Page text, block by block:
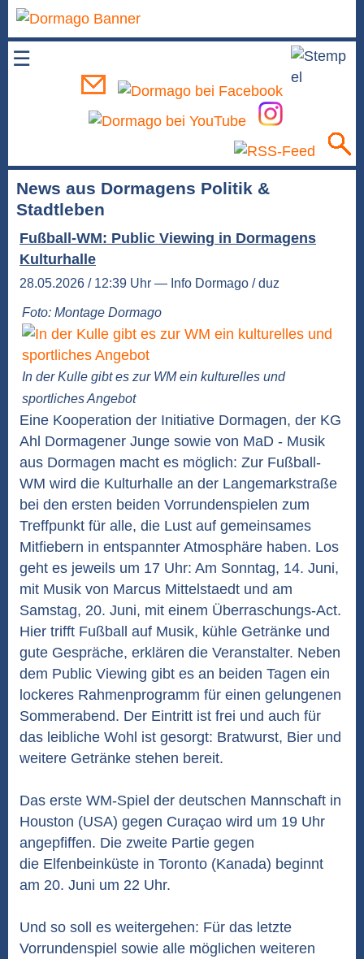
☰
News aus Dormagens Politik &
Stadtleben
Fußball-WM: Public Viewing in Dormagens
Kulturhalle
28.05.2026 / 12:39 Uhr — Info Dormago / duz
Foto: Montage Dormago
In der Kulle gibt es zur WM ein kulturelles und
sportliches Angebot
Eine Kooperation der Initiative Dormagen, der KG
Ahl Dormagener Junge sowie von MaD - Musik
aus Dormagen macht es möglich: Zur Fußball-
WM wird die Kulturhalle an der Langemarkstraße
bei den ersten beiden Vorrundenspielen zum
Treffpunkt für alle, die Lust auf gemeinsames
Mitfiebern in entspannter Atmosphäre haben. Los
geht es jeweils um 17 Uhr: Am Sonntag, 14. Juni,
mit Musik von Marcus Mittelstaedt und am
Samstag, 20. Juni, mit einem Überraschungs-Act.
Hier trifft Fußball auf Musik, kühle Getränke und
gute Gespräche, erklären die Veranstalter. Neben
dem Public Viewing gibt es an beiden Tagen ein
lockeres Rahmenprogramm für einen gelungenen
Sommerabend. Der Eintritt ist frei und auch für
das leibliche Wohl ist gesorgt: Bratwurst, Bier und
weitere Getränke stehen bereit.
Das erste WM-Spiel der deutschen Mannschaft in
Houston (USA) gegen Curaçao wird um 19 Uhr
angepfiffen. Die zweite Partie gegen
die Elfenbeinküste in Toronto (Kanada) beginnt
am 20. Juni um 22 Uhr.
Und so soll es weitergehen: Für das letzte
Vorrundenspiel sowie alle möglichen weiteren